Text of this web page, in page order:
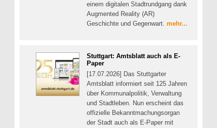
einem digitalen Stadtrundgang dank
Augmented Reality (AR)
Geschichte und Gegenwart. mehr...
Stuttgart: Amtsblatt auch als E-
Paper
[17.07.2026] Das Stuttgarter
Amtsblatt informiert seit 125 Jahren
über Kommunalpolitik, Verwaltung
und Stadtleben. Nun erscheint das
offizielle Bekanntmachungsorgan
der Stadt auch als E-Paper mit